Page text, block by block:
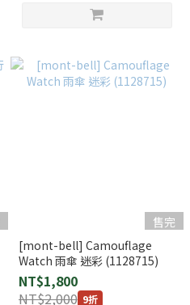
售完
[mont-bell] Camouflage
Watch 雨傘 迷彩 (1128715)
NT$1,800
NT$2,000 9折